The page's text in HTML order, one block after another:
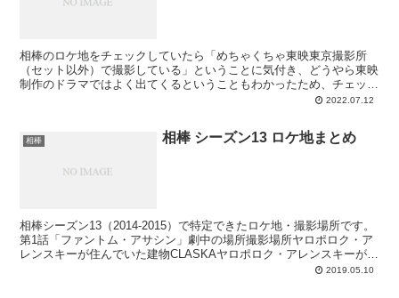
相棒のロケ地をチェックしていたら「めちゃくちゃ東映東京撮影所
（セット以外）で撮影している」ということに気付き、どうやら東映
制作のドラマではよく出てくるということもわかったため、チェック
を始めました。ここでは、相棒以外で見つけたものを紹介した...
2022.07.12
相棒 相棒 シーズン13 ロケ地まとめ
相棒シーズン13（2014-2015）で特定できたロケ地・撮影場所です。
第1話「ファントム・アサシン」劇中の場所撮影場所ヤロポロク・ア
レンスキーが住んでいた建物CLASKAヤロポロク・アレンスキーがバ
2019.05.10